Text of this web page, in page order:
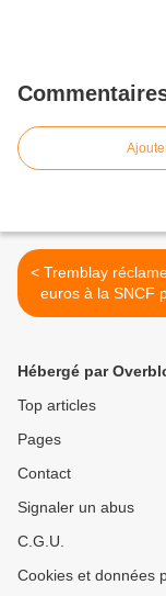
< Tremblay réclame 289270
euros à la SNCF
retards du
Hébergé par
Top articles
Pages
Contact
Signaler un abus
C.G.U.
Cookies et données